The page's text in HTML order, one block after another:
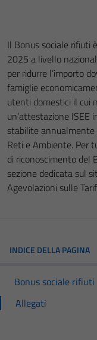
Il Bonus sociale rifiuti
2025 a livello
per ridurre l’importo
famiglie
utenti domestici il cui
un’attestazione
stabilite annualmente
Reti e Ambiente. Per
di riconoscimento del
sezione dedicata sul
Agevolazioni sulle
INDICE DELLA PAGINA
Bonus sociale rifiuti
Allegati